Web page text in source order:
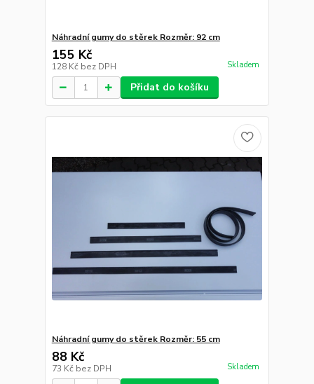
Náhradní gumy do stěrek Rozměr: 92 cm
155 Kč
128 Kč bez DPH Skladem
Přidat do košíku
Náhradní gumy do stěrek Rozměr: 55 cm
88 Kč
73 Kč bez DPH Skladem